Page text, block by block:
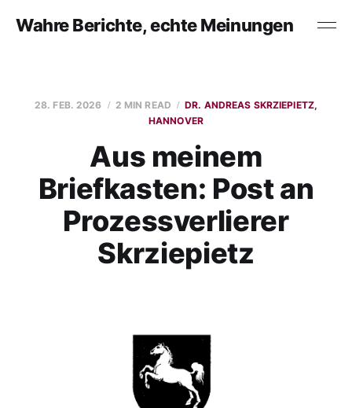
Wahre Berichte, echte Meinungen
28. FEB. 2026 2 MIN READ
DR. ANDREAS SKRZIEPIETZ,
HANNOVER
Aus meinem
Briefkasten: Post an
Prozessverlierer
Skrziepietz